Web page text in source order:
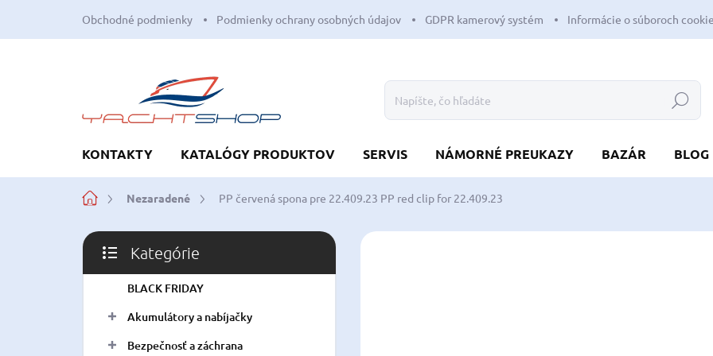
obsah
Obchodné podmienky Podmienky ochrany osobných údajov GDPR kamerový systém Informácie o súboroch
Hľadať
KONTAKTY KATALÓGY PRODUKTOV SERVIS NÁMORNÉ PREUKAZY BAZÁR BLOG
DomovNezaradené PP červená spona pre 22.409.23 PP red clip for 22.409.23
B
č
Preskočiť
kategórie
Kategórie
BLACK FRIDAY
Akumulátory a nabíjačky
Bezpečnosť a záchrana